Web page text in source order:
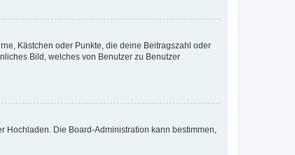
Kästchen oder Punkte, die deine Beitragszahl oder
Bild, welches von Benutzer zu Benutzer
Hochladen. Die Board-Administration kann bestimmen,